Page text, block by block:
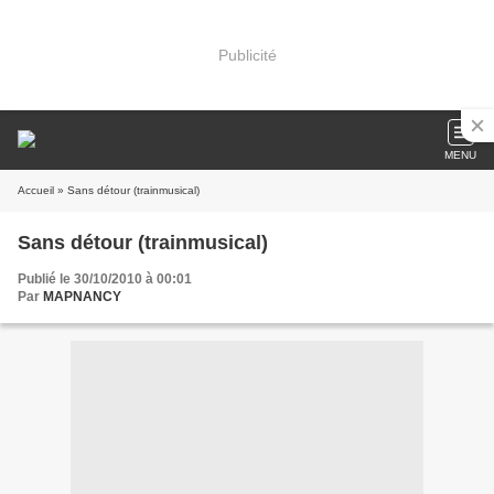
Publicité
MENU
Accueil » Sans détour (trainmusical)
Sans détour (trainmusical)
Publié le 30/10/2010 à 00:01
Par MAPNANCY